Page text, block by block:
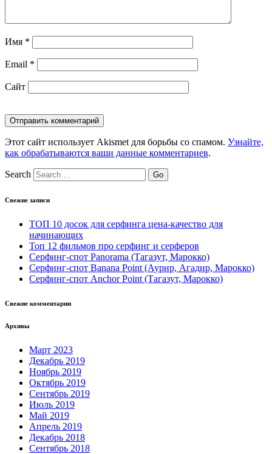
Имя *
Email *
Сайт
Этот сайт использует Akismet для борьбы со спамом. Узнайте,
как обрабатываются ваши данные комментариев.
Search
Свежие записи
ТОП 10 досок для серфинга цена-качество для
начинающих
Топ 12 фильмов про серфинг и серферов
Серфинг-спот Panorama (Тагазут, Марокко)
Серфинг-спот Banana Point (Аурир, Агадир, Марокко)
Серфинг-спот Anchor Point (Тагазут, Марокко)
Свежие комментарии
Архивы
Март 2023
Декабрь 2019
Ноябрь 2019
Октябрь 2019
Сентябрь 2019
Июль 2019
Май 2019
Апрель 2019
Декабрь 2018
Сентябрь 2018